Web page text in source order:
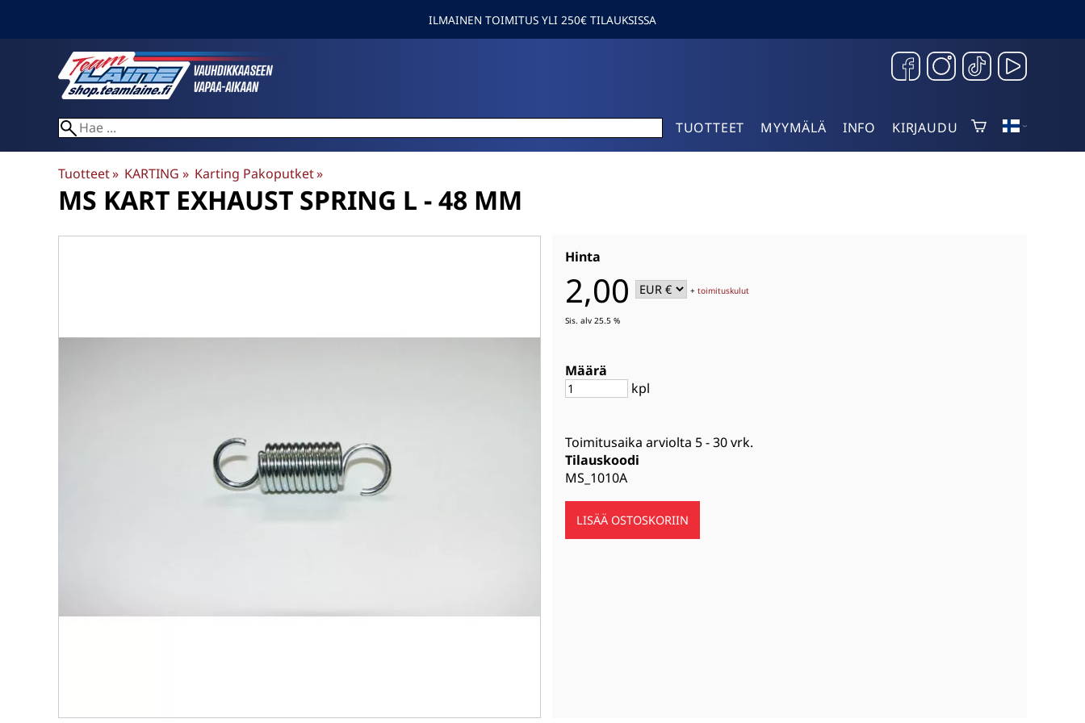
ILMAINEN TOIMITUS YLI 250€ TILAUKSISSA
TUOTTEET MYYMÄLÄ INFO KIRJAUDU
Tuotteet‪» KARTING ‪» Karting Pakoputket‪»
MS KART EXHAUST SPRING L - 48 MM
Hinta
2,00 +toimituskulut
Sis. alv 25.5 %
Määrä
kpl
Toimitusaika arviolta 5 - 30 vrk.
Tilauskoodi
MS_1010A